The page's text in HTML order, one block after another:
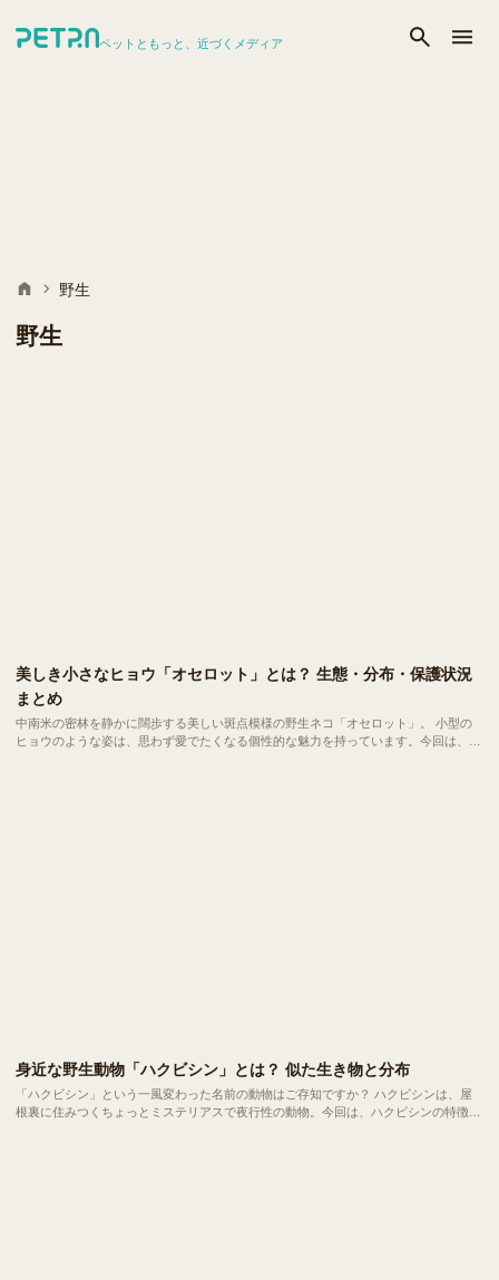
ペットともっと、近づくメディア
野生
野生
美しき小さなヒョウ「オセロット」とは？ 生態・分布・保護状況
まとめ
中南米の密林を静かに闊歩する美しい斑点模様の野生ネコ「オセロット」。 小型の
ヒョウのような姿は、思わず愛でたくなる個性的な魅力を持っています。今回は、そ
身近な野生動物「ハクビシン」とは？ 似た生き物と分布
「ハクビシン」という一風変わった名前の動物はご存知ですか？ ハクビシンは、屋
根裏に住みつくちょっとミステリアスで夜行性の動物。今回は、ハクビシンの特徴や